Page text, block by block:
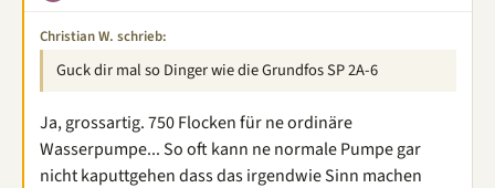
Christian W. schrieb:
Guck dir mal so Dinger wie die Grundfos SP 2A-6
Ja, grossartig. 750 Flocken für ne ordinäre
Wasserpumpe... So oft kann ne normale Pumpe gar
nicht kaputtgehen dass das irgendwie Sinn machen